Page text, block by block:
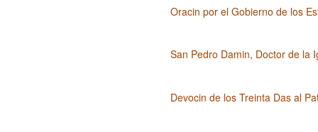
Oracin por el Gobierno de los
San Pedro Damin, Doctor de la
Devocin de los Treinta Das al